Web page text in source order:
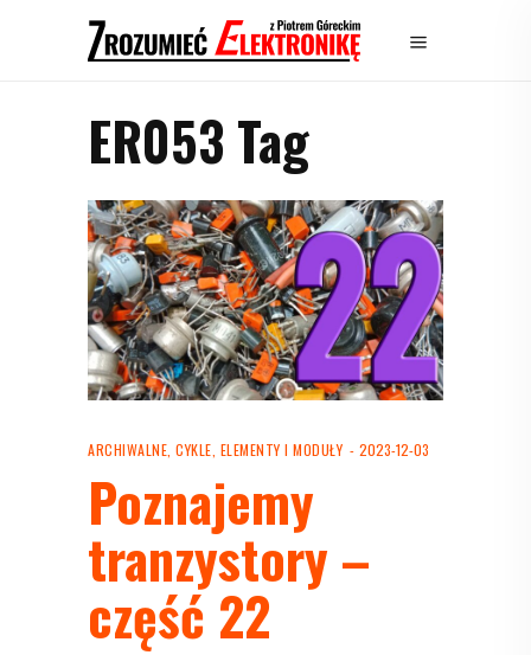
ER053 Tag
ARCHIWALNE CYKLE ELEMENTY I MODUŁY 2023-12-03
Poznajemy
tranzystory –
część 22